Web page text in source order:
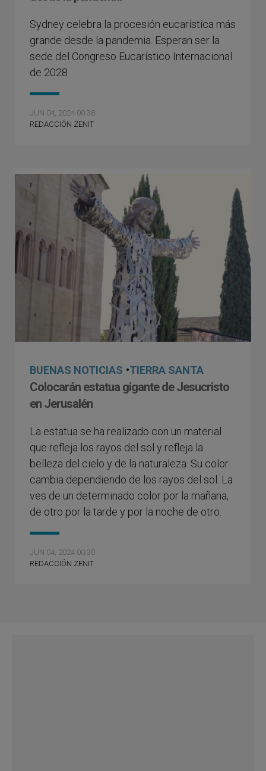
Sydney celebra la procesión eucarística más
grande desde la pandemia. Esperan ser la
sede del Congreso Eucarístico Internacional
de 2028
JUN 04, 2024 00:38
REDACCIÓN ZENIT
BUENAS NOTICIAS •TIERRA SANTA
Colocarán estatua gigante de Jesucristo
en Jerusalén
La estatua se ha realizado con un material
que refleja los rayos del sol y refleja la
belleza del cielo y de la naturaleza. Su color
cambia dependiendo de los rayos del sol. La
ves de un determinado color por la mañana,
de otro por la tarde y por la noche de otro.
JUN 04, 2024 00:30
REDACCIÓN ZENIT